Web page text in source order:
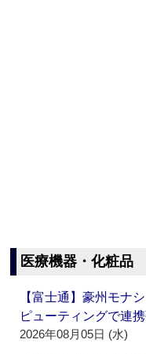
医療機器・化粧品
【富士通】豪州モナ
ピューティングで連
2026年08月05日 (水)